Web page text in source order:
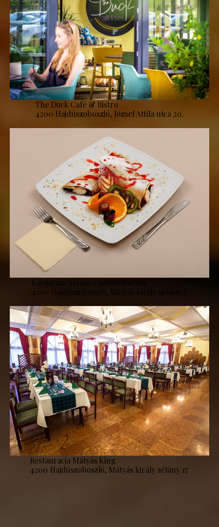
The Duck Café & Bistro
4200 Hajdúszoboszló, József Attila utca 20.
Kawiarnia Sétány i naleśnikarnia
4200 Hajdúszoboszló, Mátyás király sétány 1.
Restauracja Mátyás King
4200 Hajdúszoboszló, Mátyás király sétány 17.